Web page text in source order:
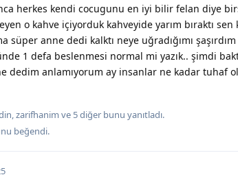
herkes kendi cocugunu en iyi bilir felan diye
o kahve içiyorduk kahveyide yarım bıraktı
süper anne dedi kalktı neye uğradığımı
1 defa beslenmesi normal mi yazık.. şimdi
dedim anlamıyorum ay insanlar ne kadar tuhaf
,zarifhanim ve 5diğer bunu yanıtladı.
beğendi.